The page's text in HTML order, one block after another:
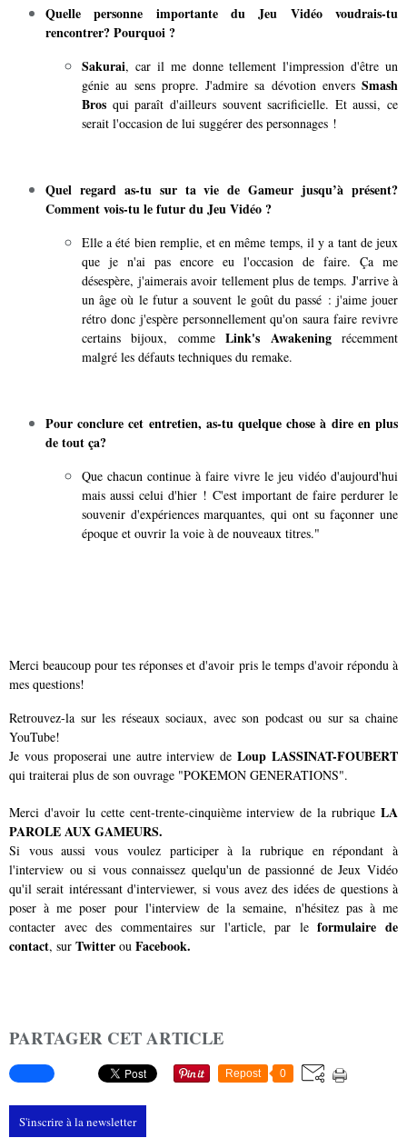
Quelle personne importante du Jeu Vidéo voudrais-tu
rencontrer? Pourquoi ?
Sakurai, car il me donne tellement l'impression d'être un
génie au sens propre. J'admire sa dévotion envers Smash
Bros qui paraît d'ailleurs souvent sacrificielle. Et aussi, ce
serait l'occasion de lui suggérer des personnages !
Quel regard as-tu sur ta vie de Gameur jusqu’à présent?
Comment vois-tu le futur du Jeu Vidéo ?
Elle a été bien remplie, et en même temps, il y a tant de jeux
que je n'ai pas encore eu l'occasion de faire. Ça me
désespère, j'aimerais avoir tellement plus de temps. J'arrive à
un âge où le futur a souvent le goût du passé : j'aime jouer
rétro donc j'espère personnellement qu'on saura faire revivre
certains bijoux, commeLink's Awakeningrécemment
malgré les défauts techniques du remake.
Pour conclure cet entretien, as-tu quelque chose à dire en plus
de tout ça?
Que chacun continue à faire vivre le jeu vidéo d'aujourd'hui
mais aussi celui d'hier ! C'est important de faire perdurer le
souvenir d'expériences marquantes, qui ont su façonner une
époque et ouvrir la voie à de nouveaux titres."
Merci beaucoup pour tes réponses et d'avoir pris le temps d'avoir répondu à
mes questions!
Retrouvez-la sur les réseaux sociaux, avec son podcast ou sur sa chaine
YouTube!
Je vous proposerai une autre interview deLoup LASSINAT-FOUBERT
qui traiterai plus de son ouvrage "POKEMON GENERATIONS".
Merci d'avoir lu cette cent-trente-cinquième interview de la rubrique LA
PAROLE AUX GAMEURS.
Si vous aussi vous voulez participer à la rubrique en répondant à
l'interview ou si vous connaissez quelqu'un de passionné de Jeux Vidéo
qu'il serait intéressant d'interviewer, si vous avez des idées de questions à
poser à me poser pour l'interview de la semaine, n'hésitez pas à me
contacter avec des commentaires sur l'article, par leformulaire de
contact, sur Twitter ou Facebook.
PARTAGER CET ARTICLE
Repost 0
S'inscrire à la newsletter